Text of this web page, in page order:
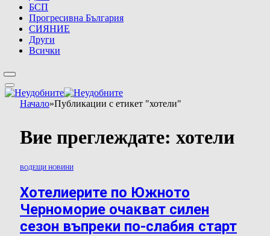
БСП
Прогресивна България
СИЯНИЕ
Други
Всички
Начало»Публикации с етикет "хотели"
Вие преглеждате: хотели
ВОДЕЩИ НОВИНИ
Хотелиерите по Южното
Черноморие очакват силен
сезон въпреки по-слабия старт